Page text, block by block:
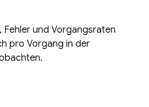
Fehler und Vorgangsraten
pro Vorgang in der